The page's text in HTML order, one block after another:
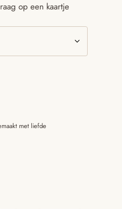
op een kaartje
met liefde